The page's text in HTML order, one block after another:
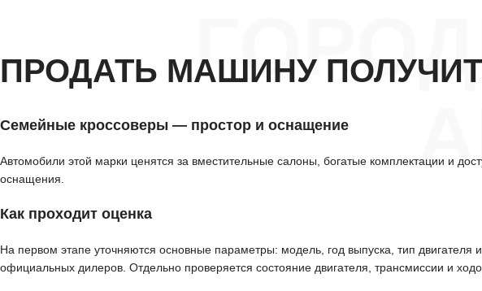
ПРОДАТЬ МАШИНУ
Семейные кроссоверы — простор и оснащение
Автомобили этой марки ценятся за вместительные салоны, богатые комплектации и
оснащения.
Как проходит оценка
На первом этапе уточняются основные параметры: модель, год выпуска, тип
официальных дилеров. Отдельно проверяется состояние двигателя, трансмиссии и